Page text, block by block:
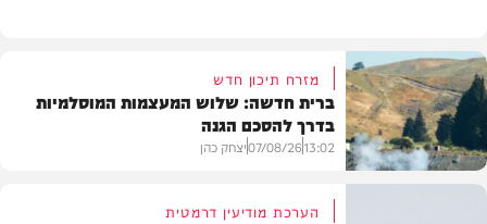
מזרח תיכון חדש
ברית חדשה: שלוש המעצמות המוסלמיות
בדרך להסכם הגנה
13:02
07/08/26יצחק כהן
הערכת מודיעין דרמטית